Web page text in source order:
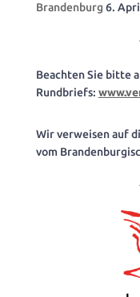
Brandenburg 6.
Beachten Sie bitte
Rundbriefs:
Wir verweisen auf
vom